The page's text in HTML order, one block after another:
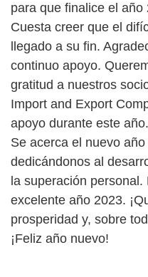
para que finalice el año
Cuesta creer que el
llegado a su fin.
continuo apoyo.
gratitud a nuestros
Import and Export
apoyo durante este año.
Se acerca el nuevo
dedicándonos al
la superación
excelente año 2023.
prosperidad y, sobre
¡Feliz año nuevo!